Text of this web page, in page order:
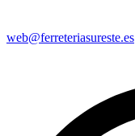
web@ferreteriasureste.es